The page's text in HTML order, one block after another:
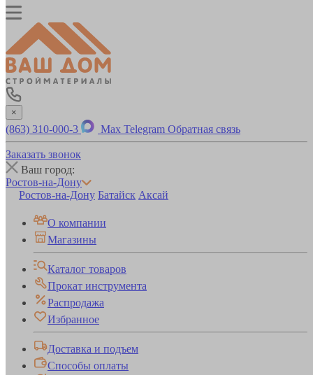
×
(863) 310-000-3 Max Telegram Обратная связь
Заказать звонок
Ваш город:
Ростов-на-Дону
Ростов-на-Дону Батайск Аксай
О компании
Магазины
Каталог товаров
Прокат инструмента
Распродажа
Избранное
Доставка и подъем
Способы оплаты